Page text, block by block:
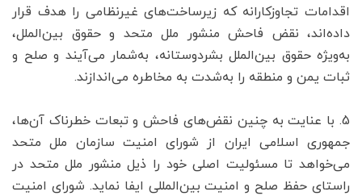
اقدامات تجاوزکارانه که زیرساخت‌های غیرنظامی را هدف قرار
داده‌اند، نقض فاحش منشور ملل متحد و حقوق بین‌الملل،
به‌ویژه حقوق بین‌الملل بشردوستانه، به‌شمار می‌آیند و صلح و
ثبات یمن و منطقه را به‌شدت به مخاطره می‌اندازند.
5. با عنایت به چنین نقض‌های فاحش و تبعات خطرناک آن‌ها،
جمهوری اسلامی ایران از شورای امنیت سازمان ملل متحد
می‌خواهد تا مسئولیت اصلی خود را ذیل منشور ملل متحد در
راستای حفظ صلح و امنیت بین‌المللی ایفا نماید. شورای امنیت